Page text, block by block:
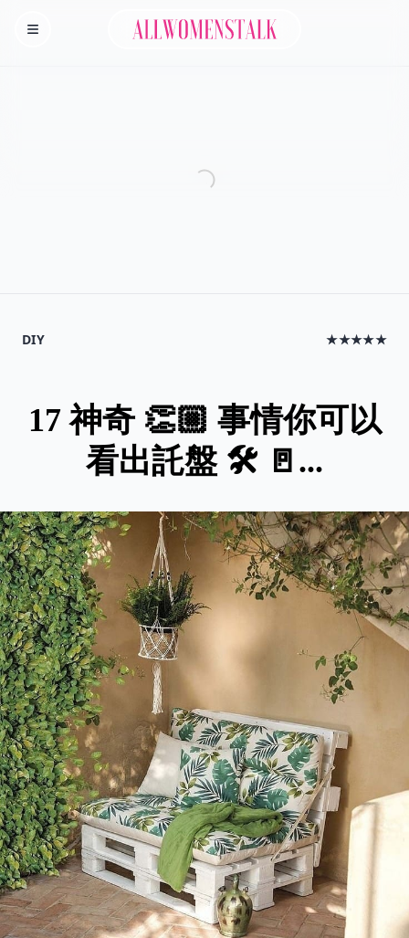
Homepage
Allwomenstalk
DIY ★★★★★
17 神奇 👏🏼 事情你可以
看出託盤 🛠 🚪...